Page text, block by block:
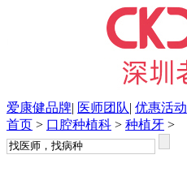
爱康健品牌| 医师团队| 优惠活动
首页 > 口腔种植科 > 种植牙 >